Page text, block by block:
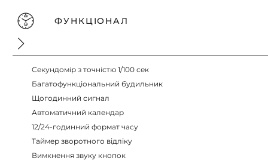
ФУНКЦІОНАЛ
Секундомір з точністю 1/100 сек
Багатофункціональний будильник
Щогодинний сигнал
Автоматичний календар
12/24-годинний формат часу
Таймер зворотного відліку
Вимкнення звуку кнопок